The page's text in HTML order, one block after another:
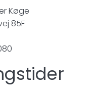
Køge
85F